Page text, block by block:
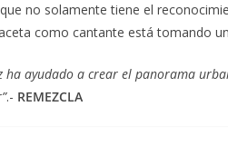
no solamente tiene el
como cantante está tomando
ha ayudado a crear el panorama
.- REMEZCLA